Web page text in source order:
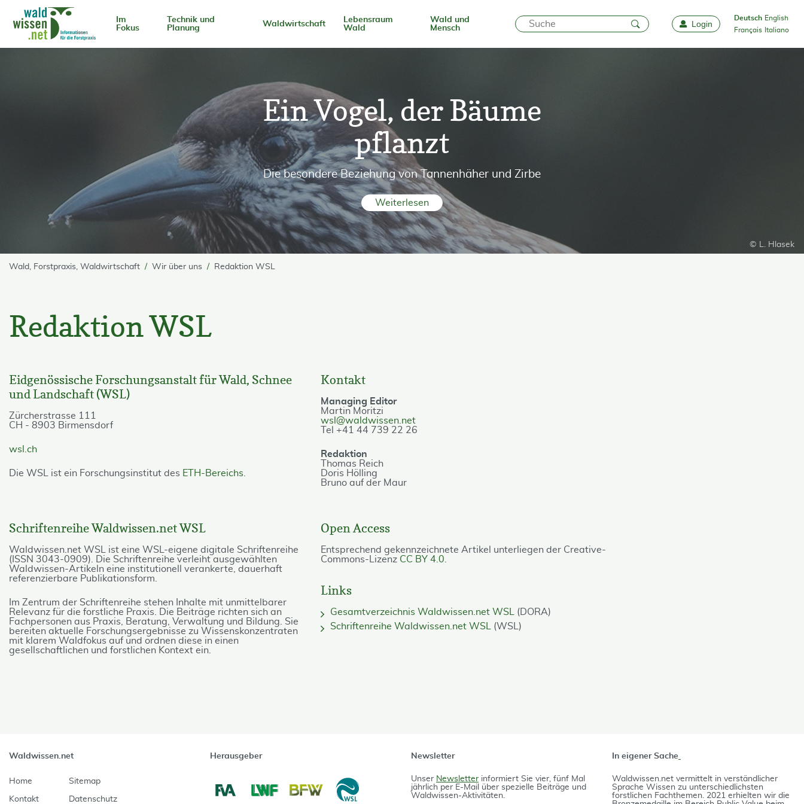
Im
Fokus
Technik und
Planung
Waldwirtschaft
Lebensraum
Wald
Wald und
Mensch
FavoritenLogin
Deutsch English
Français
Italiano
© L. Hlasek
Ein Vogel, der Bäume
pflanzt
Die besondere Beziehung von Tannenhäher und Zirbe
Weiterlesen
Wald, Forstpraxis, Waldwirtschaft Wir über uns Redaktion WSL
Redaktion WSL
Eidgenössische Forschungsanstalt für Wald, Schnee
und Landschaft (WSL)
Zürcherstrasse 111
CH - 8903 Birmensdorf
wsl.ch
Die WSL ist ein Forschungsinstitut des ETH-Bereichs
Kontakt
Managing Editor
Martin Moritzi
wsl@waldwissen.net
Tel +41 44 739 22 26
Redaktion
Thomas Reich
Doris Hölling
Bruno auf der Maur
Schriftenreihe Waldwissen.net WSL
Waldwissen.net WSL ist eine WSL-eigene digitale Schriftenreihe
(ISSN 3043-0909). Die Schriftenreihe verleiht ausgewählten
Waldwissen-Artikeln eine institutionell verankerte, dauerhaft
referenzierbare Publikationsform.
Im Zentrum der Schriftenreihe stehen Inhalte mit unmittelbarer
Relevanz für die forstliche Praxis. Die Beiträge richten sich an
Fachpersonen aus Praxis, Beratung, Verwaltung und Bildung. Sie
bereiten aktuelle Forschungsergebnisse zu Wissenskonzentraten
mit klarem Waldfokus auf und ordnen diese in einen
gesellschaftlichen und forstlichen Kontext ein.
Open Access
Entsprechend gekennzeichnete Artikel unterliegen der Creative-
Commons-Lizenz CC BY 4.0
Links
Gesamtverzeichnis Waldwissen.net WSL (DORA)
Schriftenreihe Waldwissen.net WSL
(WSL)
Waldwissen.net
Home
Kontakt
Sitemap
Datenschutz
Herausgeber Newsletter
Unser Newsletter informiert Sie vier, fünf Mal
jährlich per E-Mail über spezielle Beiträge und
Waldwissen-Aktivitäten.
In eigener Sache
Waldwissen.net vermittelt in verständlicher
Spra­che Wissen zu unterschiedlichsten
forstlichen Fach­themen. 2021 erhielten wir die